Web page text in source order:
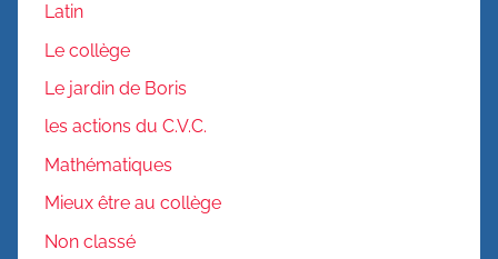
Latin
Le collège
Le jardin de Boris
les actions du C.V.C.
Mathématiques
Mieux être au collège
Non classé